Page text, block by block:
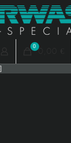
0 0,00 €